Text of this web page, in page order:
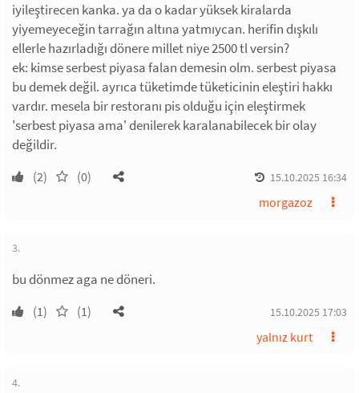
iyileştirecen kanka. ya da o kadar yüksek kiralarda
yiyemeyeceğin tarrağın altına yatmıycan. herifin dışkılı
ellerle hazırladığı dönere millet niye 2500 tl versin?
ek: kimse serbest piyasa falan demesin olm. serbest piyasa
bu demek değil. ayrıca tüketimde tüketicinin eleştiri hakkı
vardır. mesela bir restoranı pis olduğu için eleştirmek
'serbest piyasa ama' denilerek karalanabilecek bir olay
değildir.
(2) (0) 15.10.2025 16:34
morgazoz
3.
bu dönmez aga ne döneri.
(1) (1) 15.10.2025 17:03
yalnız kurt
4.